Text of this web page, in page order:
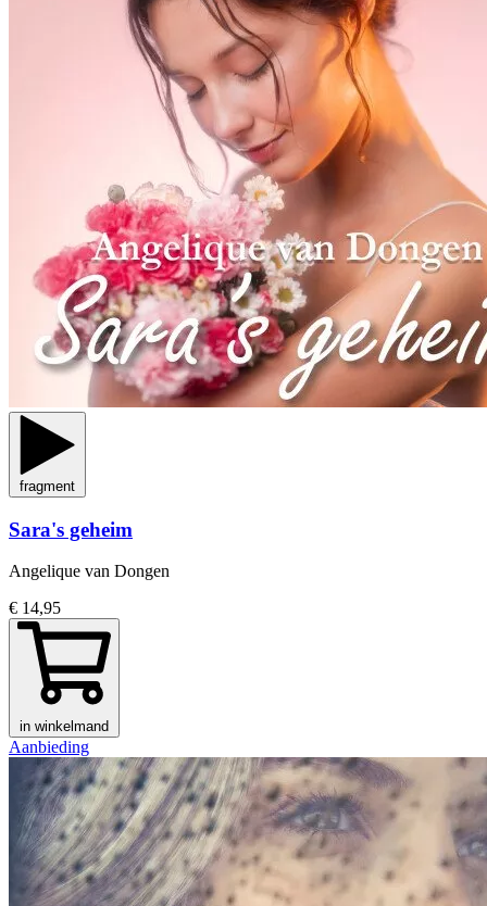
fragment
Sara's geheim
Angelique van Dongen
€ 14,95
in winkelmand
Aanbieding